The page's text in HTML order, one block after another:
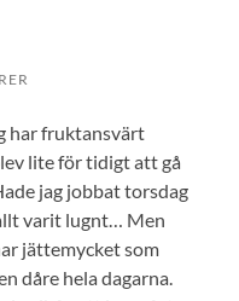
har fruktansvärt
lite för tidigt att gå
jag jobbat torsdag
varit lugnt… Men
jättemycket som
dåre hela dagarna.